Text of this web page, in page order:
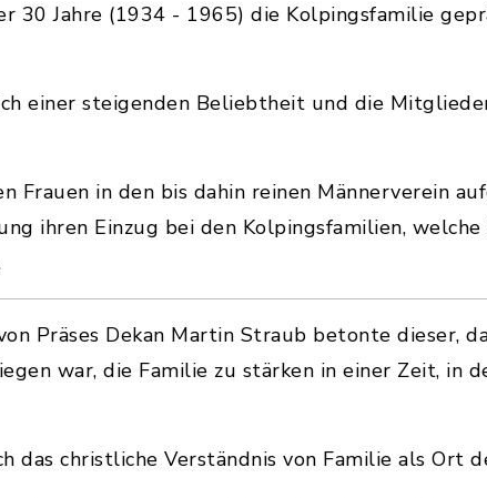
30 Jahre (1934 - 1965) die Kolpingsfamilie
einer steigenden Beliebtheit und die
Frauen in den bis dahin reinen Männerverein
ihren Einzug bei den Kolpingsfamilien,
Präses Dekan Martin Straub betonte dieser,
war, die Familie zu stärken in einer Zeit, in
das christliche Verständnis von Familie als Ort